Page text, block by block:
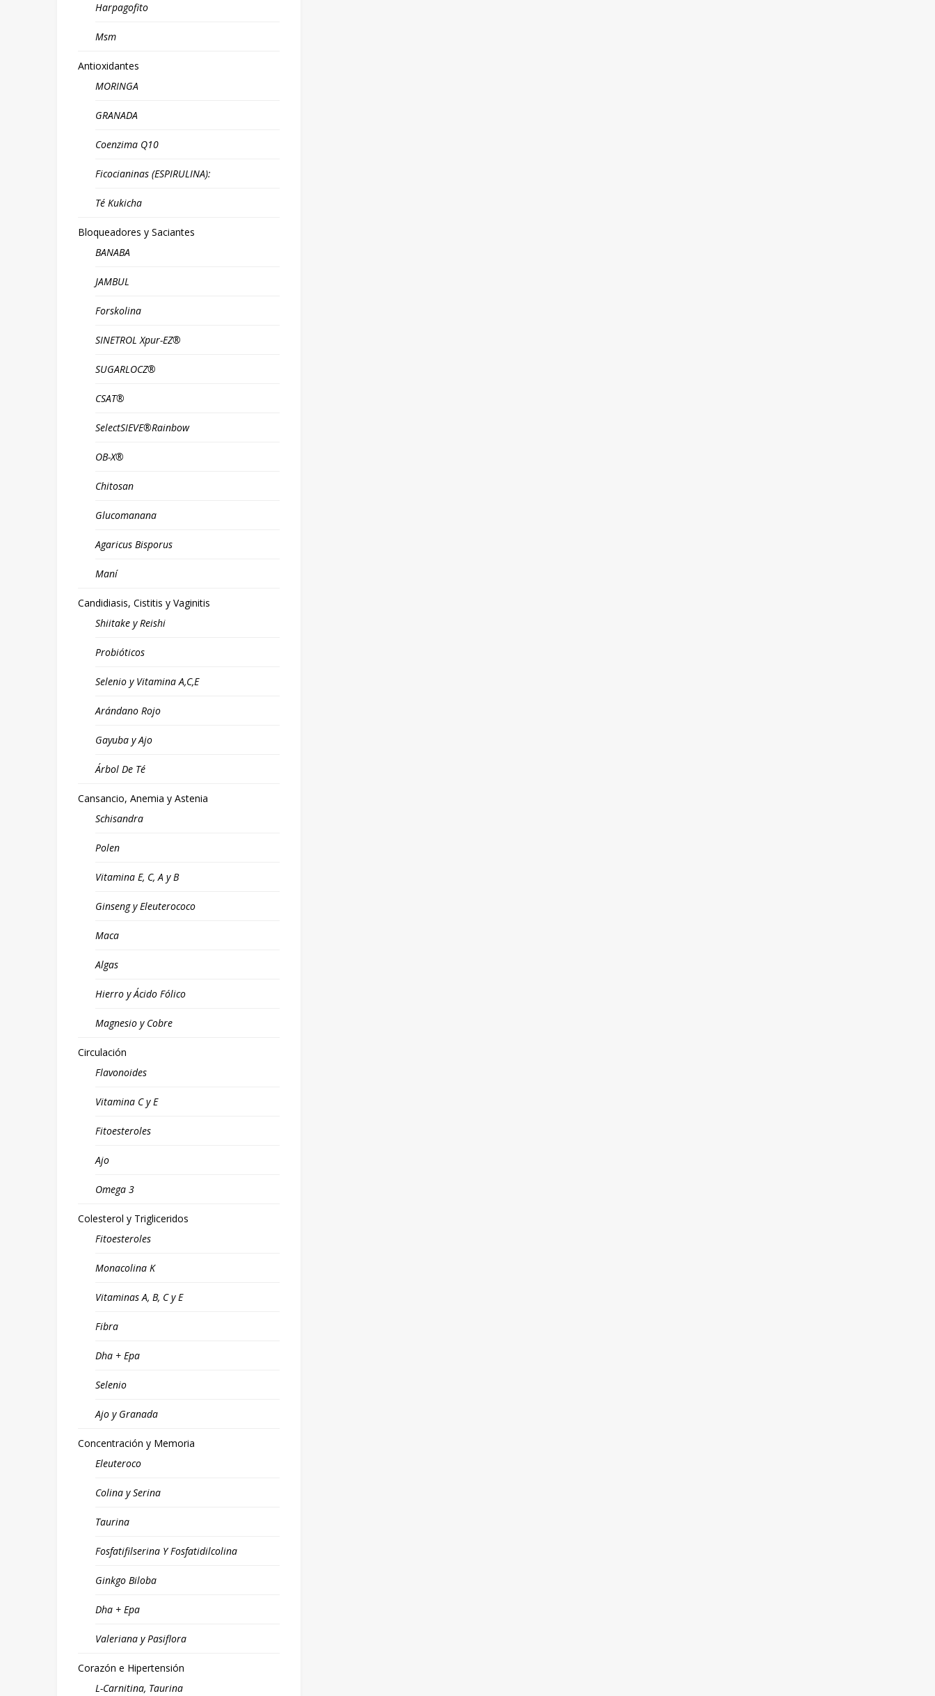
Harpagofito
Msm
Antioxidantes
MORINGA
GRANADA
Coenzima Q10
Ficocianinas (ESPIRULINA):
Té Kukicha
Bloqueadores y Saciantes
BANABA
JAMBUL
Forskolina
SINETROL Xpur-EZ®
SUGARLOCZ®
CSAT®
SelectSIEVE®Rainbow
OB-X®
Chitosan
Glucomanana
Agaricus Bisporus
Maní
Candidiasis, Cistitis y Vaginitis
Shiitake y Reishi
Probióticos
Selenio y Vitamina A,C,E
Arándano Rojo
Gayuba y Ajo
Árbol De Té
Cansancio, Anemia y Astenia
Schisandra
Polen
Vitamina E, C, A y B
Ginseng y Eleuterococo
Maca
Algas
Hierro y Ácido Fólico
Magnesio y Cobre
Circulación
Flavonoides
Vitamina C y E
Fitoesteroles
Ajo
Omega 3
Colesterol y Trigliceridos
Fitoesteroles
Monacolina K
Vitaminas A, B, C y E
Fibra
Dha + Epa
Selenio
Ajo y Granada
Concentración y Memoria
Eleuteroco
Colina y Serina
Taurina
Fosfatifilserina Y Fosfatidilcolina
Ginkgo Biloba
Dha + Epa
Valeriana y Pasiflora
Corazón e Hipertensión
L-Carnitina, Taurina